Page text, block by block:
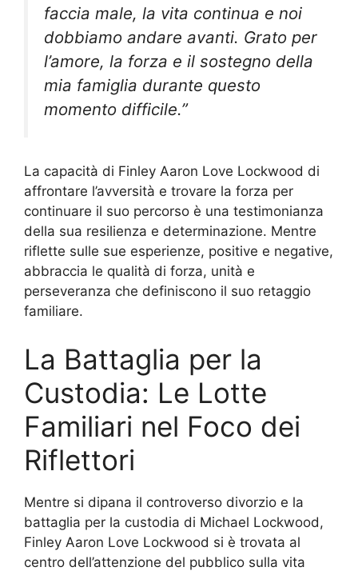
faccia male, la vita continua e noi
dobbiamo andare avanti. Grato per
l’amore, la forza e il sostegno della
mia famiglia durante questo
momento difficile.”
La capacità di Finley Aaron Love Lockwood di
affrontare l’avversità e trovare la forza per
continuare il suo percorso è una testimonianza
della sua resilienza e determinazione. Mentre
riflette sulle sue esperienze, positive e negative,
abbraccia le qualità di forza, unità e
perseveranza che definiscono il suo retaggio
familiare.
La Battaglia per la
Custodia: Le Lotte
Familiari nel Foco dei
Riflettori
Mentre si dipana il controverso divorzio e la
battaglia per la custodia di Michael Lockwood,
Finley Aaron Love Lockwood si è trovata al
centro dell’attenzione del pubblico sulla vita